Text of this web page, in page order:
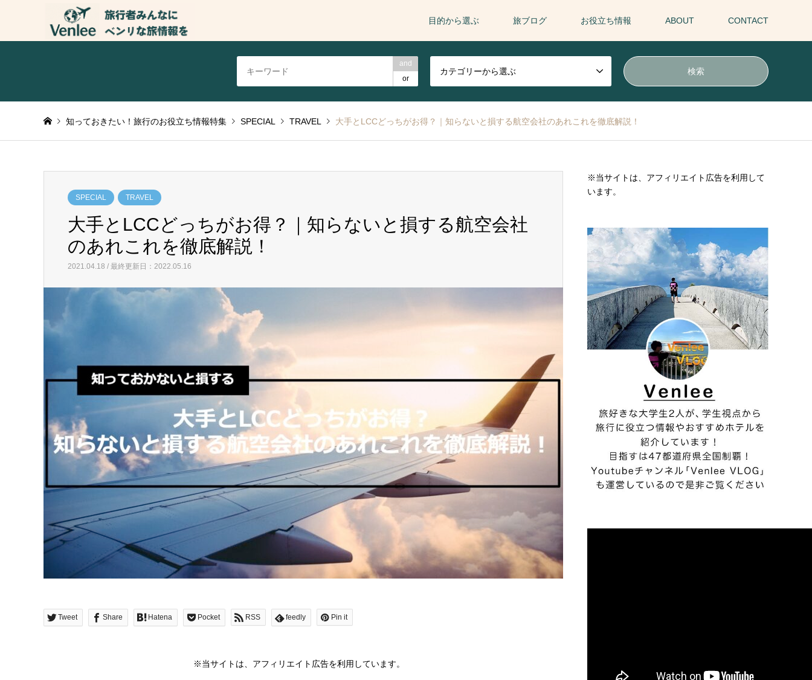
目的から選ぶ 旅ブログ お役立ち情報 ABOUT CONTACT
and
or
カテゴリーから選ぶ
知っておきたい！旅行のお役立ち情報特集 SPECIAL TRAVEL 大手とLCCどっちがお得？｜知らないと損する航空会社のあれこれを徹底解説！
SPECIAL TRAVEL
大手とLCCどっちがお得？｜知らないと損する航空会社
のあれこれを徹底解説！
2021.04.18 / 最終更新日：2022.05.16
Tweet Share Hatena Pocket RSS feedly Pin it
※当サイトは、アフィリエイト広告を利用しています。
※当サイトは、アフィリエイト広告を利用して
います。